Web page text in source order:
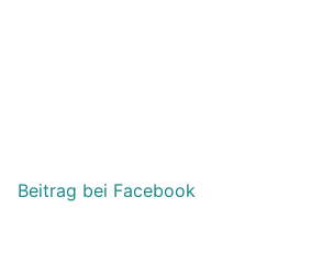
Beitrag bei Facebook